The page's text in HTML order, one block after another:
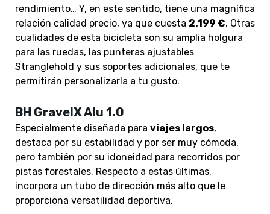
rendimiento… Y, en este sentido, tiene una magnífica
relación calidad precio, ya que cuesta 2.199 €. Otras
cualidades de esta bicicleta son su amplia holgura
para las ruedas, las punteras ajustables
Stranglehold y sus soportes adicionales, que te
permitirán personalizarla a tu gusto.
BH GravelX Alu 1.0
Especialmente diseñada para viajes largos,
destaca por su estabilidad y por ser muy cómoda,
pero también por su idoneidad para recorridos por
pistas forestales. Respecto a estas últimas,
incorpora un tubo de dirección más alto que le
proporciona versatilidad deportiva.